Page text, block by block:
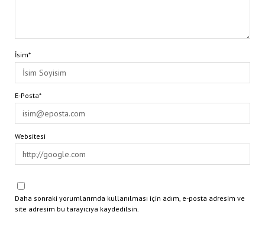
İsim*
E-Posta*
Websitesi
Daha sonraki yorumlarımda kullanılması için adım, e-posta adresim ve
site adresim bu tarayıcıya kaydedilsin.